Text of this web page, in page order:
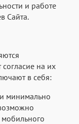
и работе
Сайта.
на их
в себя:
минимально